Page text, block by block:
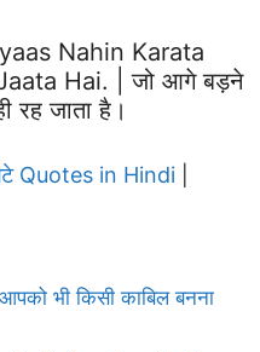
Nahin Karata
Hai. | जो आगे बड़ने
रह जाता है।
Quotes in Hindi
भी किसी काबिल बनना